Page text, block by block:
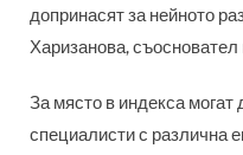
допринасят за нейното
Харизанова,
За място в индекса
специалисти с различна